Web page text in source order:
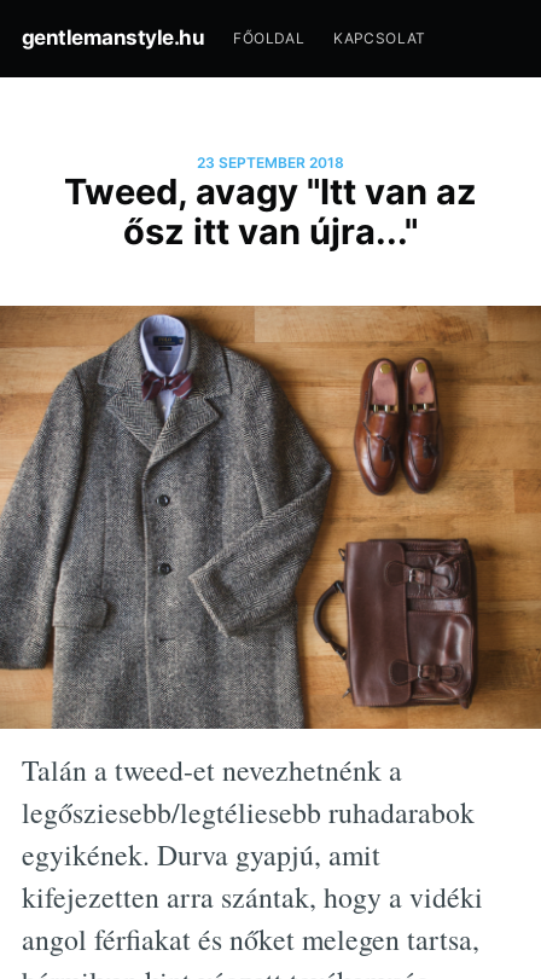
gentlemanstyle.hu FŐOLDAL KAPCSOLAT
23 SEPTEMBER 2018
Tweed, avagy "Itt van az
ősz itt van újra..."
Talán a tweed-et nevezhetnénk a
legősziesebb/legtéliesebb ruhadarabok
egyikének. Durva gyapjú, amit
kifejezetten arra szántak, hogy a vidéki
angol férfiakat és nőket melegen tartsa,